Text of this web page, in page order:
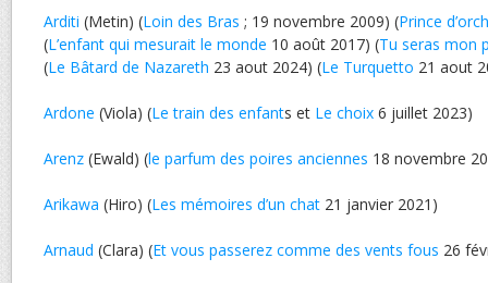
Arditi (Metin) (Loin des Bras ; 19 novembre 2009) (Prince
(L’enfant qui mesurait le monde 10 août 2017) (Tu seras mon
(Le Bâtard de Nazareth 23 aout 2024) (Le Turquetto 21 aout
Ardone (Viola) (Le train des enfants et Le choix 6 juillet 2023)
Arenz (Ewald) (le parfum des poires anciennes 18 novembre
Arikawa (Hiro) (Les mémoires d’un chat 21 janvier 2021)
Arnaud (Clara) (Et vous passerez comme des vents fous 26